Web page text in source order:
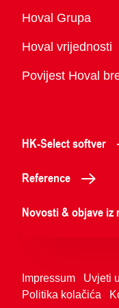
Pregled
Hoval Grupa
Hoval vrijednosti
Povijest Hoval
HK-Select softver
Reference
Novosti & objave iz
Impressum Uvjeti
Politika kolačića